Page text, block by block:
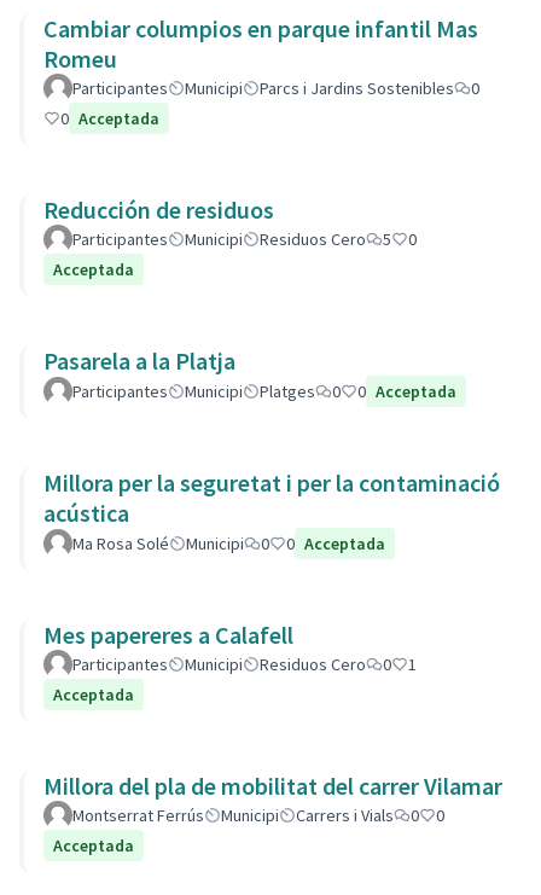
Cambiar columpios en parque infantil Mas
Romeu
Participantes Municipi Parcs i Jardins Sostenibles
0
0 Acceptada
Reducción de residuos
Participantes Municipi Residuos Cero 5
0
Acceptada
Pasarela a la Platja
Participantes Municipi Platges 0 0 Acceptada
Millora per la seguretat i per la contaminació
acústica
Ma Rosa Solé Municipi 0 0 Acceptada
Mes papereres a Calafell
Participantes Municipi Residuos Cero 0
1
Acceptada
Millora del pla de mobilitat del carrer Vilamar
Montserrat Ferrús Municipi Carrers i Vials 0
0
Acceptada